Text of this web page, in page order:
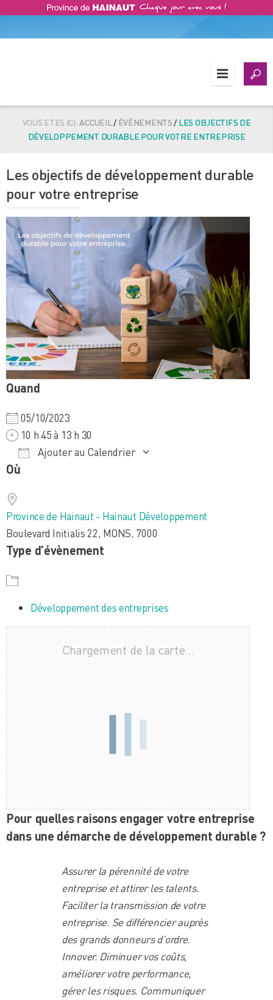
VOUS ETES ICI:ACCUEIL/ÉVÈNEMENTS/LES OBJECTIFS DE
DÉVELOPPEMENT DURABLE POUR VOTRE ENTREPRISE
Les objectifs de développement durable
pour votre entreprise
Quand
05/10/2023
10 h 45 à 13 h 30
Ajouter au Calendrier
Où
Province de Hainaut - Hainaut Développement
Boulevard Initialis 22, MONS, 7000
Type d’évènement
Développement des entreprises
Chargement de la carte…
Pour quelles raisons engager votre entreprise
dans une démarche de développement durable ?
Assurer la pérennité de votre
entreprise et attirer les talents.
Faciliter la transmission de votre
entreprise. Se différencier auprès
des grands donneurs d’ordre.
Innover. Diminuer vos coûts,
améliorer votre performance,
gérer les risques. Communiquer